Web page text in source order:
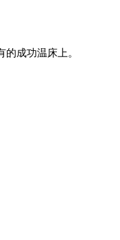
成功温床上。